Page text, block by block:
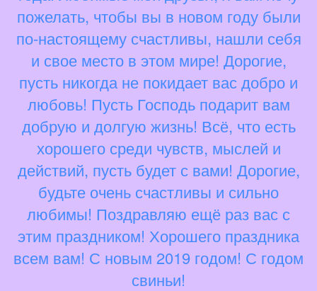
пожелать, чтобы вы в новом году были
по-настоящему счастливы, нашли себя
и свое место в этом мире! Дорогие,
пусть никогда не покидает вас добро и
любовь! Пусть Господь подарит вам
добрую и долгую жизнь! Всё, что есть
хорошего среди чувств, мыслей и
действий, пусть будет с вами! Дорогие,
будьте очень счастливы и сильно
любимы! Поздравляю ещё раз вас с
этим праздником! Хорошего праздника
всем вам! С новым 2019 годом! С годом
свиньи!